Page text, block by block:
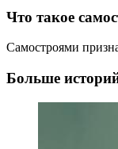
Что такое
Самостроями
Больше